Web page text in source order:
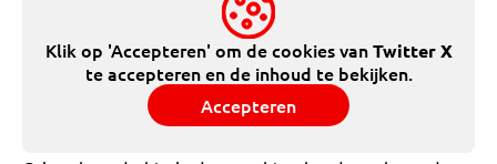
Klik op 'Accepteren' om de cookies vanTwitter X
te accepteren en de inhoud te bekijken.
Accepteren